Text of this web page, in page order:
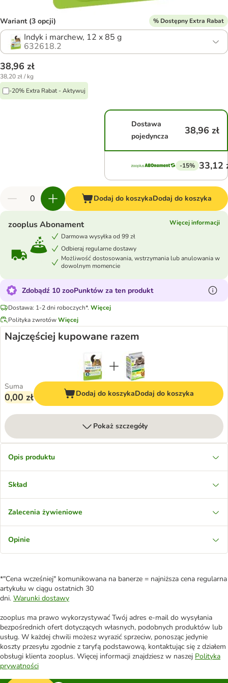
Wariant (3 opcji) % Dostępny Extra Rabat
Indyk i marchew, 12 x 85 g
632618.2
38,96 zł
38,20 zł / kg
-20% Extra Rabat - Aktywuj
Dostawa
pojedyncza
38,96 zł
-15% 33,12
Dodaj do koszykaDodaj do koszyka
zooplus Abonament
Więcej informacji
Darmowa wysyłka od 99 zł
Odbieraj regularne dostawy
Możliwość dostosowania, wstrzymania lub anulowania w
dowolnym momencie
Zdobądź 10 zooPunktów za ten produkt
Dostawa: 1-2 dni roboczych*. Więcej
Polityka zwrotówWięcej
Najczęściej kupowane razem
Suma
0,00 zł Dodaj do koszykaDodaj do koszyka
Pokaż szczegóły
Opis produktu
Skład
Zalecenia żywieniowe
Opinie
*"Cena wcześniej" komunikowana na banerze = najniższa cena regularna
artykułu w ciągu ostatnich 30
dni. Warunki dostawy
zooplus ma prawo wykorzystywać Twój adres e-mail do wysyłania
bezpośrednich ofert dotyczących własnych, podobnych produktów lub
usług. W każdej chwili możesz wyrazić sprzeciw, ponosząc jedynie
koszty przesyłu zgodnie z taryfą podstawową, kontaktując się z działem
obsługi klienta zooplus. Więcej informacji znajdziesz w naszej Polityka
prywatności